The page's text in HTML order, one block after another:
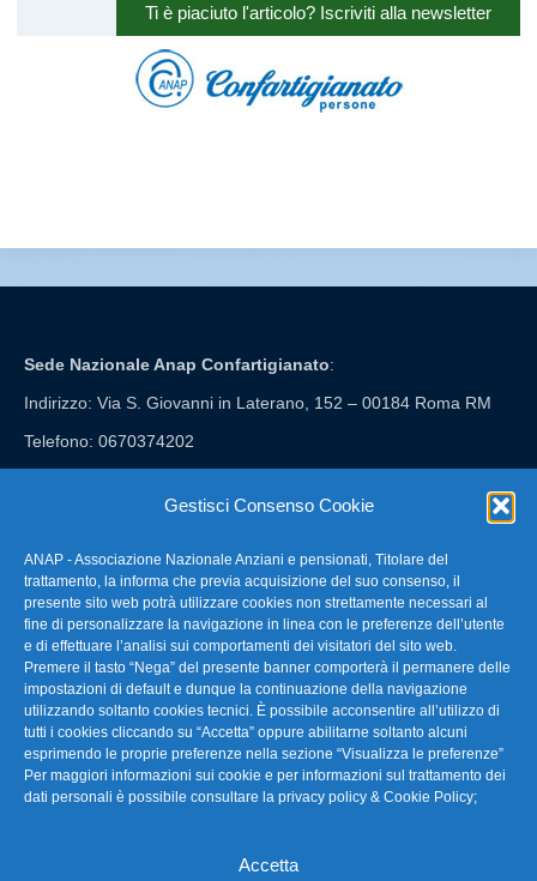
Gestisci Consenso Cookie
ANAP - Associazione Nazionale Anziani e pensionati, Titolare del
trattamento, la informa che previa acquisizione del suo consenso, il
presente sito web potrà utilizzare cookies non strettamente necessari al
fine di personalizzare la navigazione in linea con le preferenze dell’utente
e di effettuare l’analisi sui comportamenti dei visitatori del sito web.
Premere il tasto “Nega” del presente banner comporterà il permanere delle
impostazioni di default e dunque la continuazione della navigazione
utilizzando soltanto cookies tecnici. È possibile acconsentire all’utilizzo di
tutti i cookies cliccando su “Accetta” oppure abilitarne soltanto alcuni
esprimendo le proprie preferenze nella sezione “Visualizza le preferenze”
Per maggiori informazioni sui cookie e per informazioni sul trattamento dei
dati personali è possibile consultare la privacy policy & Cookie Policy;
Accetta
Ti è piaciuto l'articolo? Iscriviti alla newsletter
Sede Nazionale Anap Confartigianato:
Indirizzo: Via S. Giovanni in Laterano, 152 – 00184 Roma RM
Telefono: 0670374202
FAQ – Domande Frequenti
La nostra Newsletter
Link Utili
TG Confartigianato
Privacy & Cookie Policy